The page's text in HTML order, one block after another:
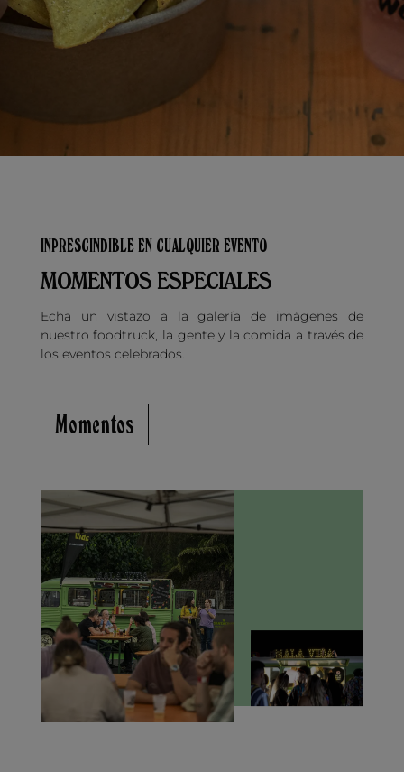
INPRESCINDIBLE EN CUALQUIER EVENTO
MOMENTOS ESPECIALES
Echa un vistazo a la galería de imágenes de
nuestro foodtruck, la gente y la comida a través de
los eventos celebrados.
Momentos